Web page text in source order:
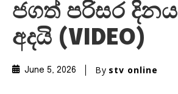
ජගත් පරිසර දිනය
අදයි (VIDEO)
June 5, 2026 By stv online